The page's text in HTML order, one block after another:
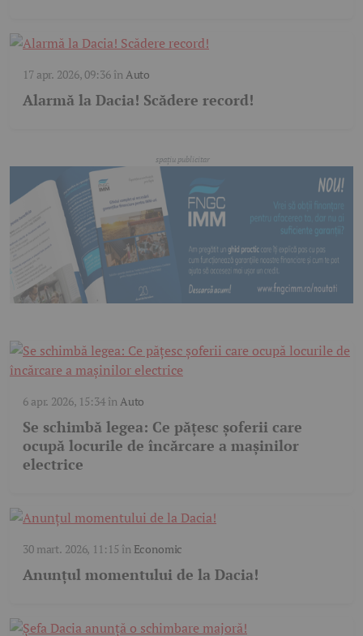
17 apr. 2026, 09:36în Auto
Alarmă la Dacia! Scădere record!
6 apr. 2026, 15:34înAuto
Se schimbă legea: Ce pățesc șoferii care
ocupă locurile de încărcare a mașinilor
electrice
30 mart. 2026, 11:15 în Economic
Anunțul momentului de la Dacia!